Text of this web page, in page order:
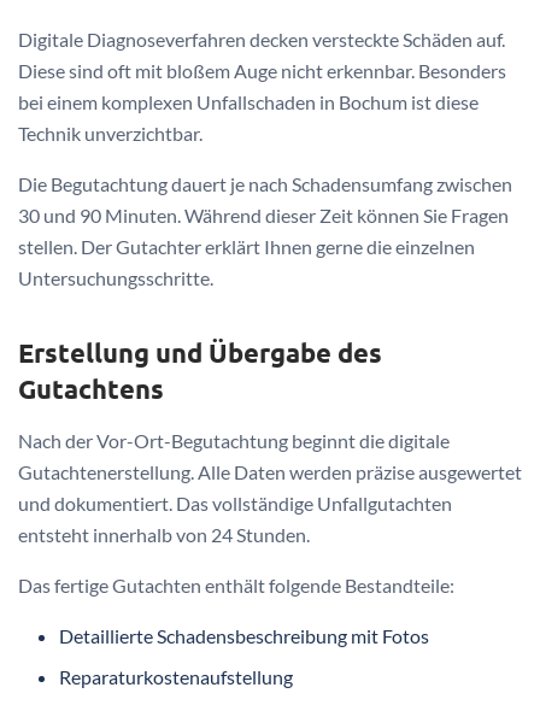
Digitale Diagnoseverfahren decken versteckte Schäden auf.
Diese sind oft mit bloßem Auge nicht erkennbar. Besonders
bei einem komplexen Unfallschaden in Bochum ist diese
Technik unverzichtbar.
Die Begutachtung dauert je nach Schadensumfang zwischen
30 und 90 Minuten. Während dieser Zeit können Sie Fragen
stellen. Der Gutachter erklärt Ihnen gerne die einzelnen
Untersuchungsschritte.
Erstellung und Übergabe des
Gutachtens
Nach der Vor-Ort-Begutachtung beginnt die digitale
Gutachtenerstellung. Alle Daten werden präzise ausgewertet
und dokumentiert. Das vollständige Unfallgutachten
entsteht innerhalb von 24 Stunden.
Das fertige Gutachten enthält folgende Bestandteile:
Detaillierte Schadensbeschreibung mit Fotos
Reparaturkostenaufstellung